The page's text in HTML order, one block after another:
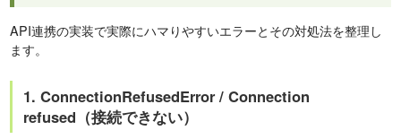
API連携の実装で実際にハマりやすいエラーとその対処法を整理し
ます。
1. ConnectionRefusedError / Connection
refused（接続できない）